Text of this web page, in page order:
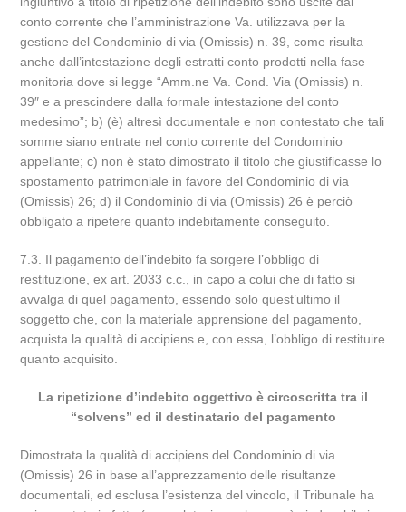
conto corrente che l’amministrazione Va. utilizzava per la
gestione del Condominio di via (Omissis) n. 39, come risulta
anche dall’intestazione degli estratti conto prodotti nella fase
monitoria dove si legge “Amm.ne Va. Cond. Via (Omissis) n.
39″ e a prescindere dalla formale intestazione del conto
medesimo”; b) (è) altresì documentale e non contestato che tali
somme siano entrate nel conto corrente del Condominio
appellante; c) non è stato dimostrato il titolo che giustificasse lo
spostamento patrimoniale in favore del Condominio di via
(Omissis) 26; d) il Condominio di via (Omissis) 26 è perciò
obbligato a ripetere quanto indebitamente conseguito.
7.3. Il pagamento dell’indebito fa sorgere l’obbligo di
restituzione, ex art. 2033 c.c., in capo a colui che di fatto si
avvalga di quel pagamento, essendo solo quest’ultimo il
soggetto che, con la materiale apprensione del pagamento,
acquista la qualità di accipiens e, con essa, l’obbligo di restituire
quanto acquisito.
La ripetizione d’indebito oggettivo è circoscritta tra il
“solvens” ed il destinatario del pagamento
Dimostrata la qualità di accipiens del Condominio di via
(Omissis) 26 in base all’apprezzamento delle risultanze
documentali, ed esclusa l’esistenza del vincolo, il Tribunale ha